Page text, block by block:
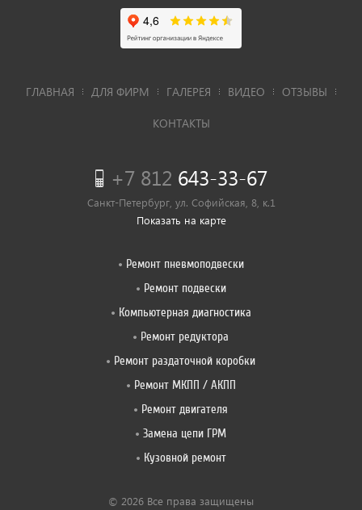
ГЛАВНАЯ ДЛЯ ФИРМ ГАЛЕРЕЯ ВИДЕО ОТЗЫВЫ
КОНТАКТЫ
+7 812 643-33-67
Санкт-Петербург, ул. Софийская, 8, к.1
Показать на карте
Ремонт пневмоподвески
Ремонт подвески
Компьютерная диагностика
Ремонт редуктора
Ремонт раздаточной коробки
Ремонт МКПП / АКПП
Ремонт двигателя
Замена цепи ГРМ
Кузовной ремонт
© 2026 Все права защищены